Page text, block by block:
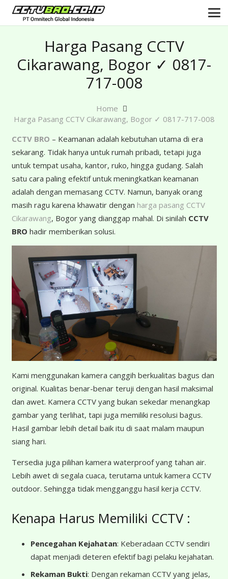
Harga Pasang CCTV
Cikarawang, Bogor ✓ 0817-
717-008
Home
Harga Pasang CCTV Cikarawang, Bogor ✓ 0817-717-008
CCTV BRO – Keamanan adalah kebutuhan utama di era
sekarang. Tidak hanya untuk rumah pribadi, tetapi juga
untuk tempat usaha, kantor, ruko, hingga gudang. Salah
satu cara paling efektif untuk meningkatkan keamanan
adalah dengan memasang CCTV. Namun, banyak orang
masih ragu karena khawatir dengan harga pasang CCTV
Cikarawang, Bogor yang dianggap mahal. Di sinilah CCTV
BRO hadir memberikan solusi.
Kami menggunakan kamera canggih berkualitas bagus dan
original. Kualitas benar-benar teruji dengan hasil maksimal
dan awet. Kamera CCTV yang bukan sekedar menangkap
gambar yang terlihat, tapi juga memiliki resolusi bagus.
Hasil gambar lebih detail baik itu di saat malam maupun
siang hari.
Tersedia juga pilihan kamera waterproof yang tahan air.
Lebih awet di segala cuaca, terutama untuk kamera CCTV
outdoor. Sehingga tidak mengganggu hasil kerja CCTV.
Kenapa Harus Memiliki CCTV :
Pencegahan Kejahatan: Keberadaan CCTV sendiri
dapat menjadi deteren efektif bagi pelaku kejahatan.
Rekaman Bukti: Dengan rekaman CCTV yang jelas,